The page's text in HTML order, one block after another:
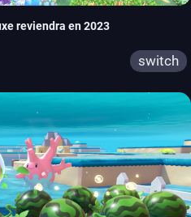
reviendra en 2023
switch